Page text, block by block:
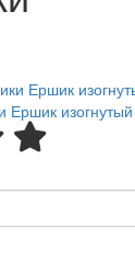
изогнутый